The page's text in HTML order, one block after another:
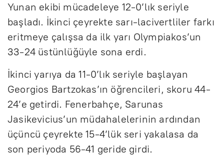
Yunan ekibi mücadeleye 12-0’lık seriyle
başladı. İkinci çeyrekte sarı-lacivertliler farkı
eritmeye çalışsa da ilk yarı Olympiakos’un
33-24 üstünlüğüyle sona erdi.
İkinci yarıya da 11-0’lık seriyle başlayan
Georgios Bartzokas’ın öğrencileri, skoru 44-
24’e getirdi. Fenerbahçe, Sarunas
Jasikevicius’un müdahalelerinin ardından
üçüncü çeyrekte 15-4’lük seri yakalasa da
son periyoda 56-41 geride girdi.